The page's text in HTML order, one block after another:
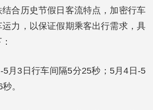
合历史节假日客流特点，加密行车
力，以保证假期乘客出行需求，具
5月3日行车间隔5分25秒；5月4日-5
。